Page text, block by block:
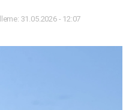
31.05.2026 - 12:07